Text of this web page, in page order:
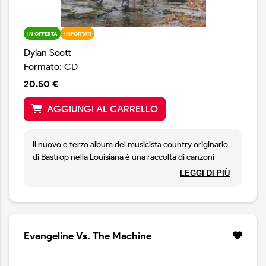
IN OFFERTA IMPORTATI
Dylan Scott
Formato: CD
20.50 €
AGGIUNGI AL CARRELLO
Il nuovo e terzo album del musicista country originario
di Bastrop nella Louisiana è una raccolta di canzoni
particolarmente sentite dall'autore che riguardano
Fender, Dylan mette a punto un lavoro nostalgico che si
rifà al country nashvilliano dei primi anni 2000 con
LEGGI DI PIÙ
Evangeline Vs. The Machine